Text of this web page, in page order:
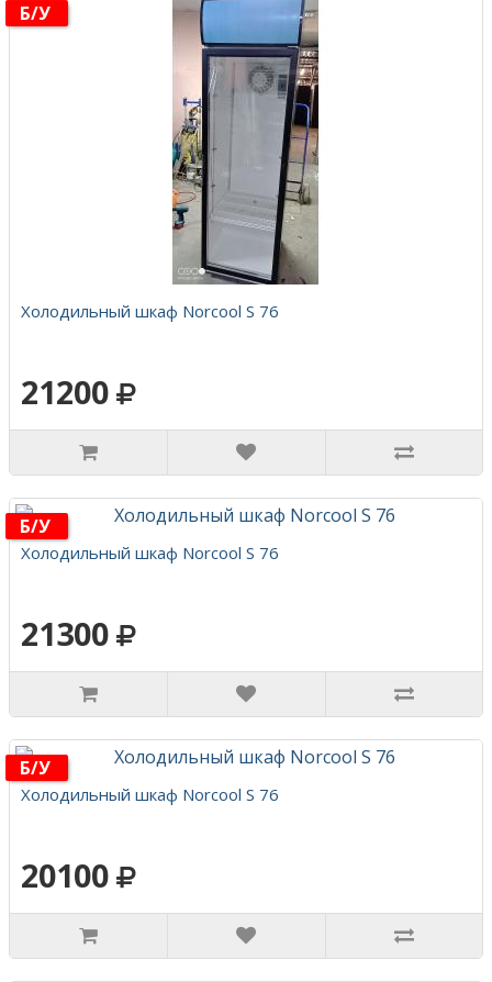
Б/у
Холодильный шкаф Norcool S 76
21200
Б/у
Холодильный шкаф Norcool S 76
21300
Б/у
Холодильный шкаф Norcool S 76
20100